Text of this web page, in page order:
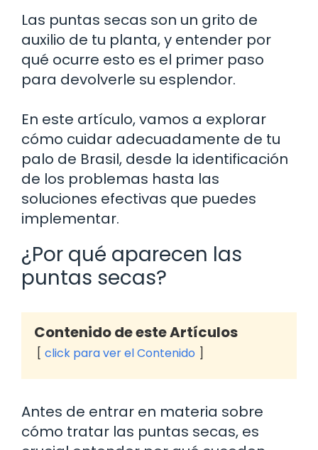
Las puntas secas son un grito de
auxilio de tu planta, y entender por
qué ocurre esto es el primer paso
para devolverle su esplendor.
En este artículo, vamos a explorar
cómo cuidar adecuadamente de tu
palo de Brasil, desde la identificación
de los problemas hasta las
soluciones efectivas que puedes
implementar.
¿Por qué aparecen las
puntas secas?
Contenido de este Artículos
click para ver el Contenido
Antes de entrar en materia sobre
cómo tratar las puntas secas, es